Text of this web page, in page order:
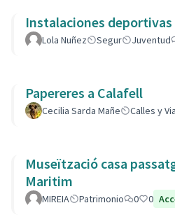
Instalaciones
Lola Nuñez Segur Juventud
Papereres a Calafell
Cecilia Sarda Mañe Calles y
Museïtzació casa
Maritim
MIREIA Patrimonio 0 0